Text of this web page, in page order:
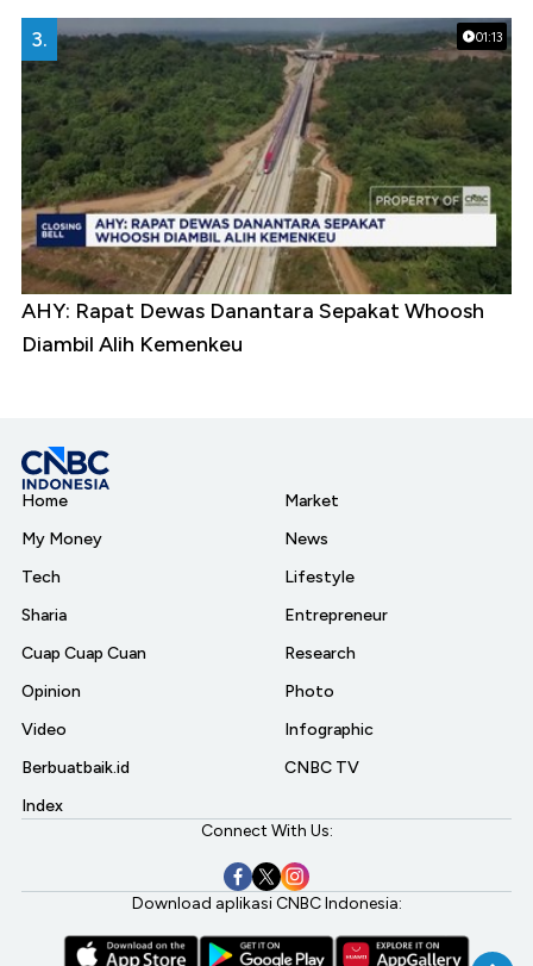
01:13
3.
AHY: Rapat Dewas Danantara Sepakat Whoosh
Diambil Alih Kemenkeu
Home
My Money
Tech
Sharia
Cuap Cuap Cuan
Opinion
Video
Berbuatbaik.id
Index
Market
News
Lifestyle
Entrepreneur
Research
Photo
Infographic
CNBC TV
Connect With Us:
Download aplikasi CNBC Indonesia: